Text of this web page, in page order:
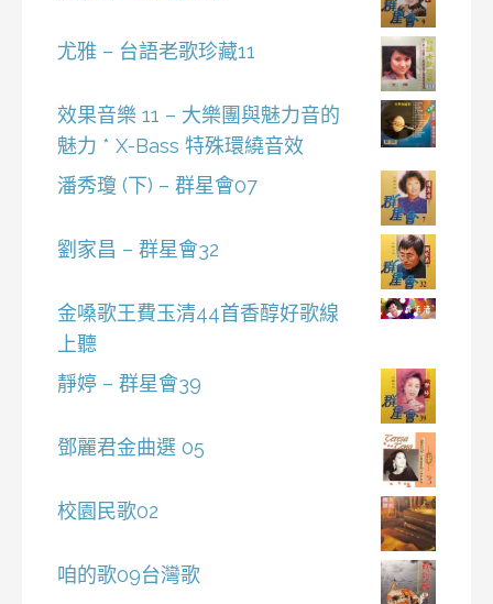
尤雅 – 台語老歌珍藏11
效果音樂 11 – 大樂團與魅力音的
魅力 * X-Bass 特殊環繞音效
潘秀瓊 (下) – 群星會07
劉家昌 – 群星會32
金嗓歌王費玉清44首香醇好歌線
上聽
靜婷 – 群星會39
鄧麗君金曲選 05
校園民歌02
咱的歌09台灣歌